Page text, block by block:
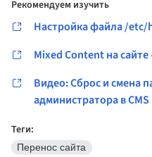
Рекомендуем изучить
Настройка файла /etc/
Mixed Content на сайте
Видео: Сброс и смена
администратора в
Теги:
Перенос сайта